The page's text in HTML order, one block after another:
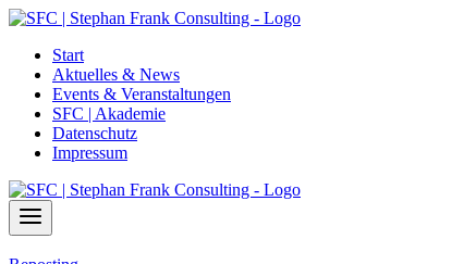
Zum
springenStart
Aktuelles & News
Events & Veranstaltungen
SFC | Akademie
Datenschutz
Impressum